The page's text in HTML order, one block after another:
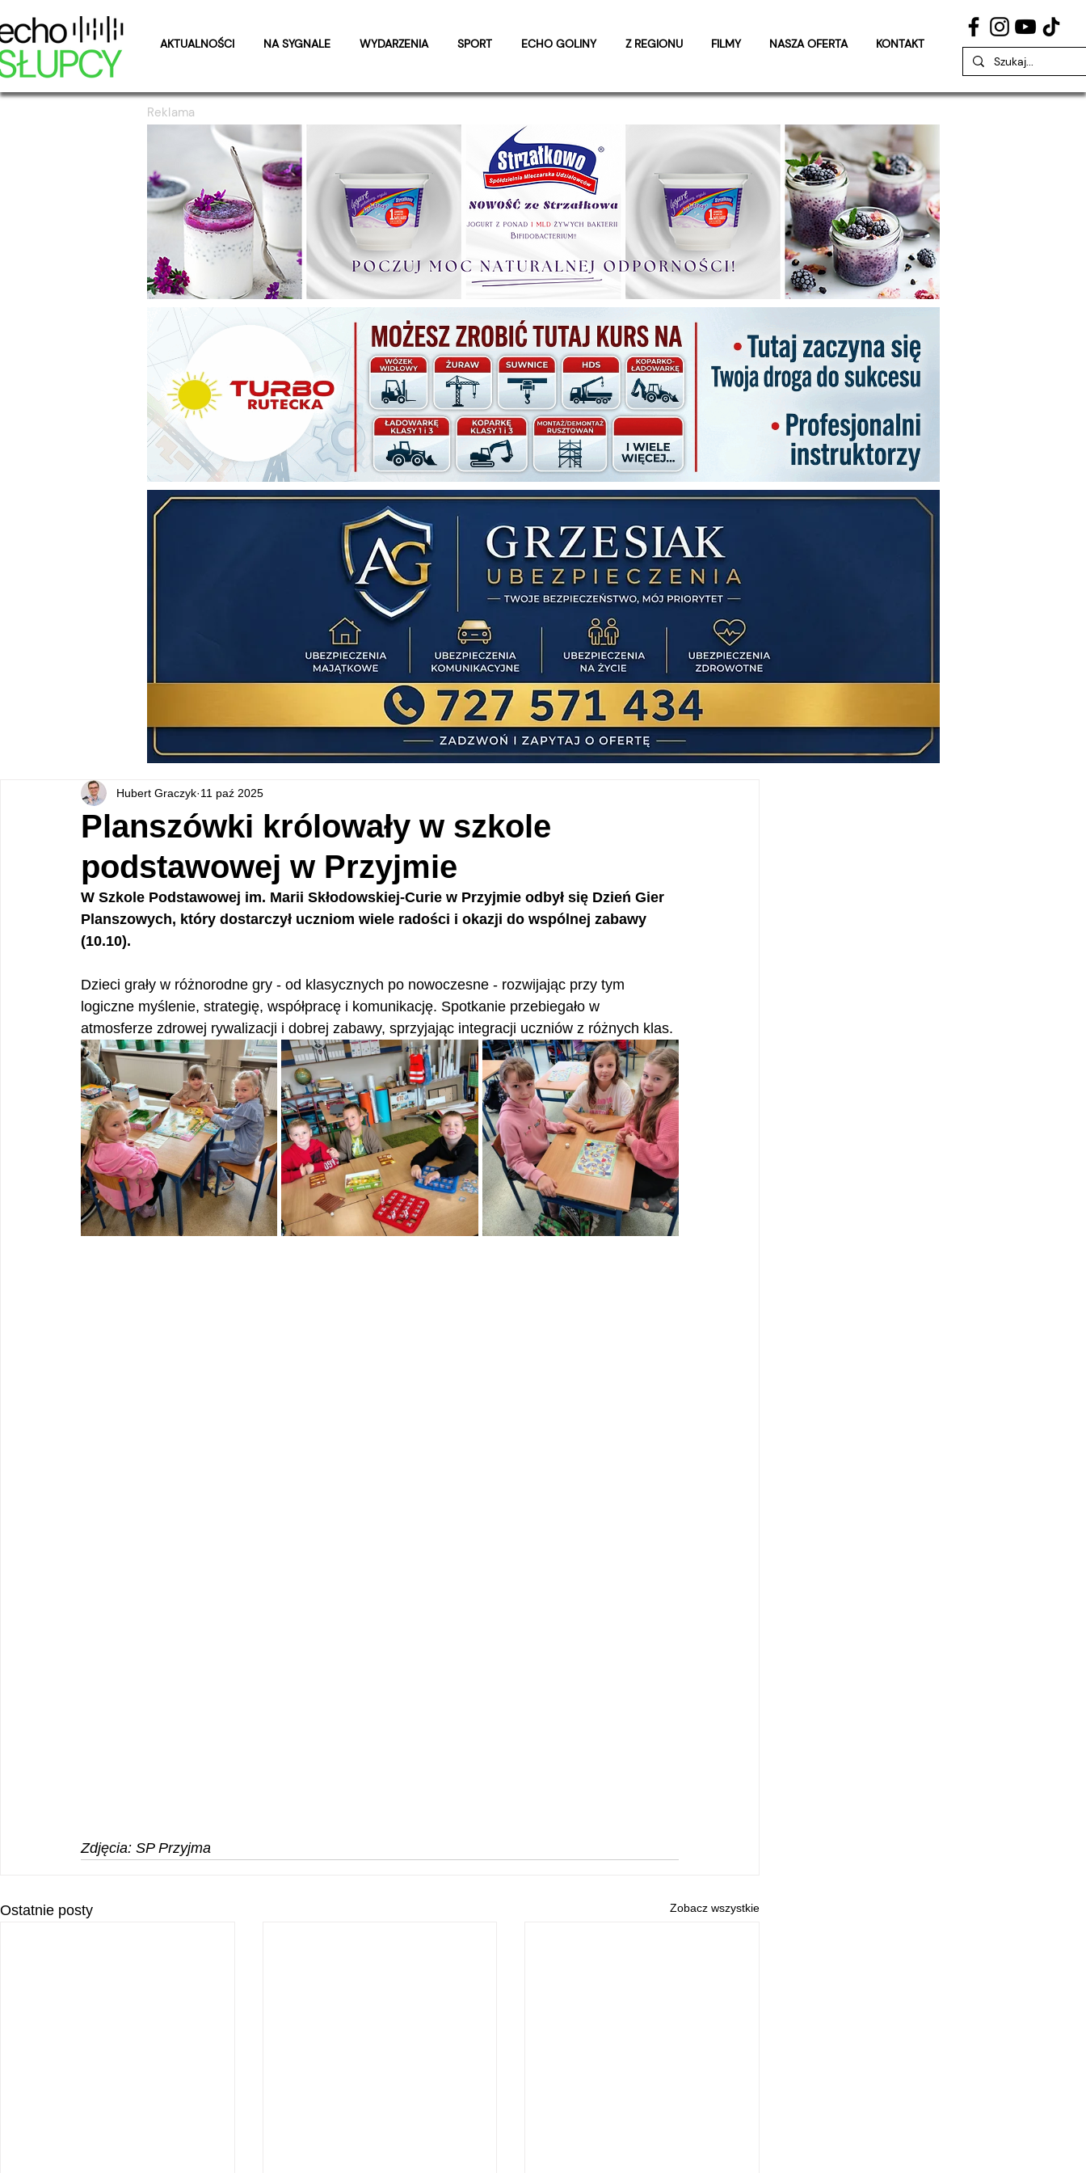
AKTUALNOŚCI NA SYGNALE WYDARZENIA SPORT ECHO GOLINY Z REGIONU FILMY NASZA OFERTA KONTAKT
Reklama
Planszówki królowały w szkole
podstawowej w Przyjmie
Hubert Graczyk 11 paź 2025
W Szkole Podstawowej im. Marii Skłodowskiej-Curie w Przyjmie odbył się Dzień Gier
Planszowych, który dostarczył uczniom wiele radości i okazji do wspólnej zabawy
(10.10).
Dzieci grały w różnorodne gry - od klasycznych po nowoczesne - rozwijając przy tym
logiczne myślenie, strategię, współpracę i komunikację. Spotkanie przebiegało w
atmosferze zdrowej rywalizacji i dobrej zabawy, sprzyjając integracji uczniów z różnych klas.
Zdjęcia: SP Przyjma
Ostatnie posty Zobacz wszystkie